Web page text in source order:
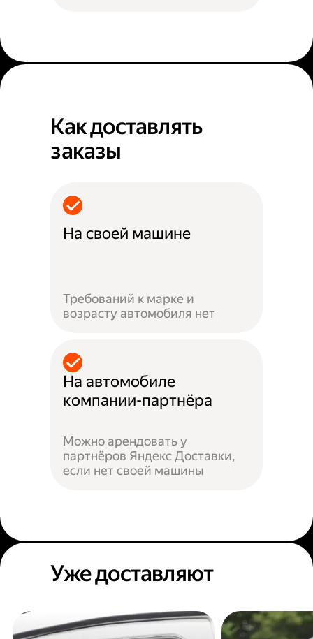
Как доставлять
заказы
На своей машине
Требований к марке и
возрасту автомобиля нет
На автомобиле
компании-партнёра
Можно арендовать у
партнёров Яндекс Доставки,
если нет своей машины
Уже доставляют